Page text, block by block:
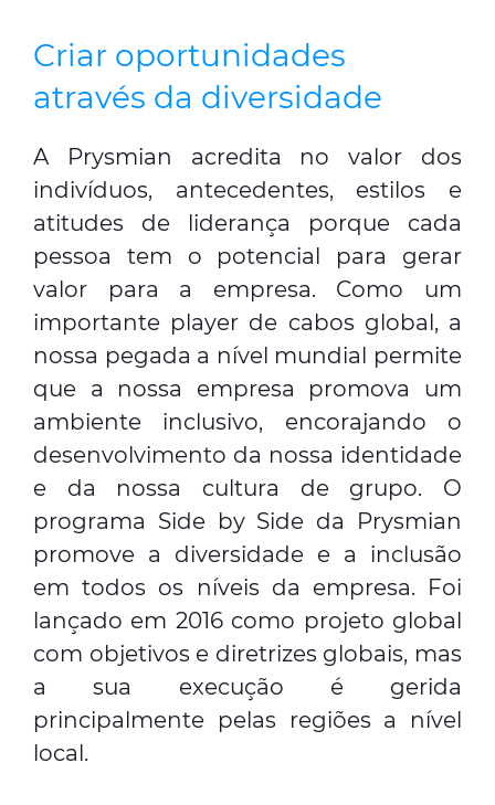
Criar oportunidades
através da diversidade
A Prysmian acredita no valor dos
indivíduos, antecedentes, estilos e
atitudes de liderança porque cada
pessoa tem o potencial para gerar
valor para a empresa. Como um
importante player de cabos global, a
nossa pegada a nível mundial permite
que a nossa empresa promova um
ambiente inclusivo, encorajando o
desenvolvimento da nossa identidade
e da nossa cultura de grupo. O
programa Side by Side da Prysmian
promove a diversidade e a inclusão
em todos os níveis da empresa. Foi
lançado em 2016 como projeto global
com objetivos e diretrizes globais, mas
a sua execução é gerida
principalmente pelas regiões a nível
local.